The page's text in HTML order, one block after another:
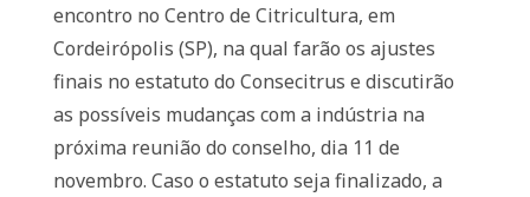
encontro no Centro de Citricultura, em
Cordeirópolis (SP), na qual farão os ajustes
finais no estatuto do Consecitrus e discutirão
as possíveis mudanças com a indústria na
próxima reunião do conselho, dia 11 de
novembro. Caso o estatuto seja finalizado, a